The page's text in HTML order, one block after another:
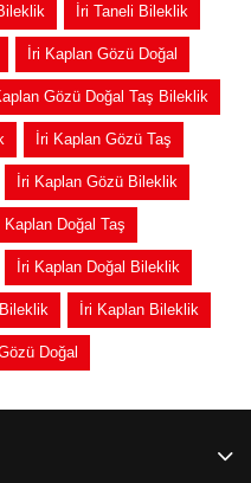
İri Taneli Bileklik
İri Kaplan Gözü Doğal
Gözü Doğal Taş Bileklik
İri Kaplan Gözü Taş
İri Kaplan Gözü Bileklik
Kaplan Doğal Taş
İri Kaplan Doğal Bileklik
İri Kaplan Bileklik
Doğal